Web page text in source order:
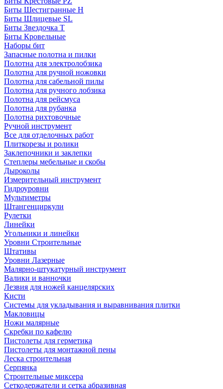
Биты Шестигранные H
Биты Шлицевые SL
Биты Звездочка T
Биты Кровельные
Наборы бит
Запасные полотна и пилки
Полотна для электролобзика
Полотна для ручной ножовки
Полотна для сабельной пилы
Полотна для ручного лобзика
Полотна для рейсмуса
Полотна для рубанка
Полотна рихтовочные
Ручной инструмент
Все для отделочных работ
Плиткорезы и ролики
Заклепочники и заклепки
Степлеры мебельные и скобы
Дыроколы
Измерительный инструмент
Гидроуровни
Мультиметры
Штангенциркули
Рулетки
Линейки
Угольники и линейки
Уровни Строительные
Штативы
Уровни Лазерные
Малярно-штукатурный инструмент
Валики и ванночки
Лезвия для ножей канцелярских
Кисти
Системы для укладывания и выравнивания плитки
Макловицы
Ножи малярные
Скребки по кафелю
Пистолеты для герметика
Пистолеты для монтажной пены
Леска строительная
Серпянка
Строительные миксера
Сеткодержатели и сетка абразивная